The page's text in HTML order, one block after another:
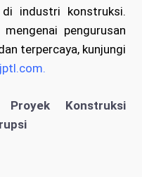
industri konstruksi.
pengurusan
terpercaya, kunjungi
.
Proyek Konstruksi